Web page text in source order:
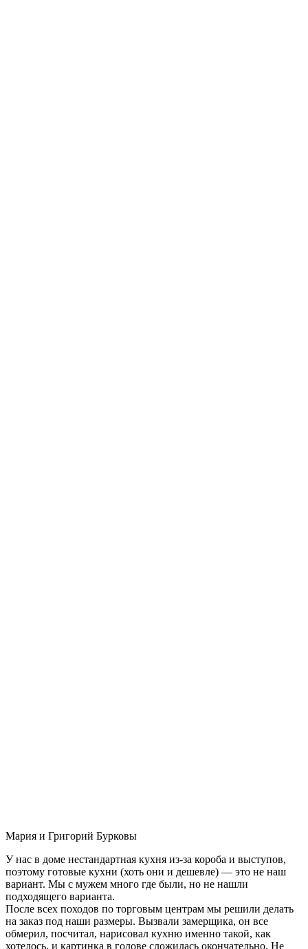
Мария и Григорий Бурковы
У нас в доме нестандартная кухня из-за короба и выступов,
поэтому готовые кухни (хоть они и дешевле) — это не наш
вариант. Мы с мужем много где были, но не нашли
подходящего варианта.
После всех походов по торговым центрам мы решили делать
на заказ под наши размеры. Вызвали замерщика, он все
обмерил, посчитал, нарисовал кухню именно такой, как
хотелось, и картинка в голове сложилась окончательно. Не